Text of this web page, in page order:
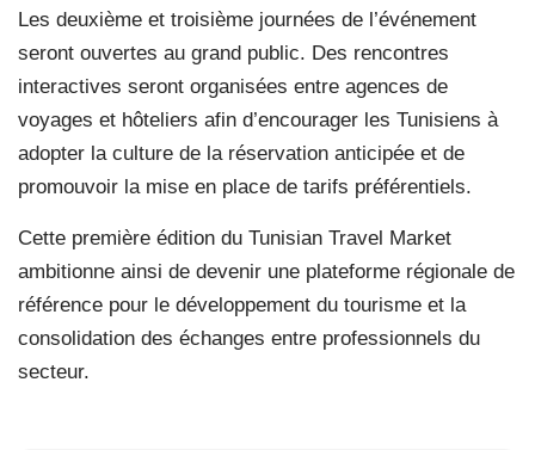
Les deuxième et troisième journées de l’événement
seront ouvertes au grand public. Des rencontres
interactives seront organisées entre agences de
voyages et hôteliers afin d’encourager les Tunisiens à
adopter la culture de la réservation anticipée et de
promouvoir la mise en place de tarifs préférentiels.
Cette première édition du Tunisian Travel Market
ambitionne ainsi de devenir une plateforme régionale de
référence pour le développement du tourisme et la
consolidation des échanges entre professionnels du
secteur.